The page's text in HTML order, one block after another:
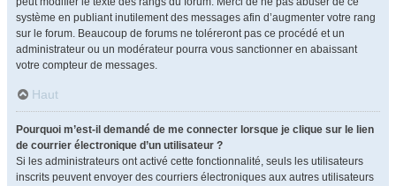
système en publiant inutilement des messages afin d’augmenter votre rang
sur le forum. Beaucoup de forums ne toléreront pas ce procédé et un
administrateur ou un modérateur pourra vous sanctionner en abaissant
votre compteur de messages.
Haut
Pourquoi m’est-il demandé de me connecter lorsque je clique sur le lien
de courrier électronique d’un utilisateur ?
Si les administrateurs ont activé cette fonctionnalité, seuls les utilisateurs
inscrits peuvent envoyer des courriers électroniques aux autres utilisateurs